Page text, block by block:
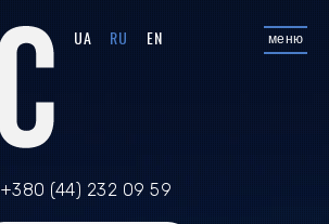
UA RU EN меню
+380 (44) 232 09 59